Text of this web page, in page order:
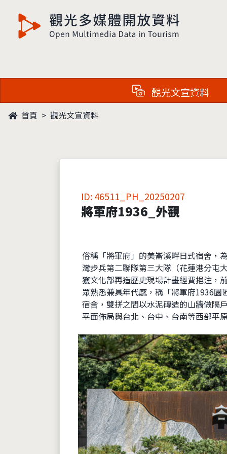
觀光多媒體開放資料
觀光文宣資料
首頁 觀光文宣資料
ID: 46511_PH_20250207
將軍府1936_外觀
俗稱「將軍府」的美崙溪畔日式宿舍，
灣步兵第二聯隊第三大隊（花蓮港分屯
獲文化部再造歷史現場計畫經費挹注，
眾熟悉兼具年代感，稱「將軍府1936
宿舍，雙拼之間以水泥磚造的山牆做隔
平面佈局與台北、台中、台南等西部平